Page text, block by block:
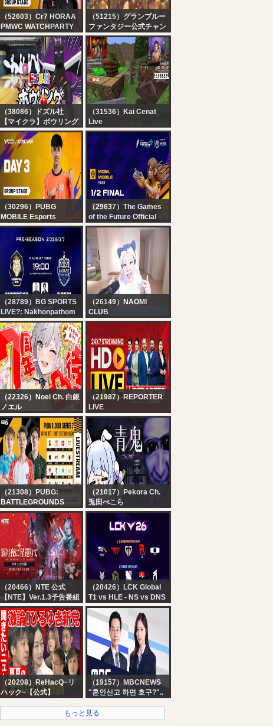
（52603）Cr7 HORAA
PMWC WATCHPARTY
Group B | Day 1
（51215）グランブルー
ファンタジー公式チャン
ネル
グラブル生放送 ようこそ
真夏のショータイムSP
（38086）ドズル社
【マイクラ】ボウリング
でストライクとると動け
るエンドラ討伐【ドズル
社生放送】
（31536）Kai Cenat
Live
KAI X SPEED
MINECRAFT
MARATHON BEATING
ALL BOSSES
*HARDCORE* DAY 1
PART 2
（30296）PUBG
MOBILE Esports
[EN] PMWC at EWC 26
Group Stage Day 3 |
GROUP B | PUBG
MOBILE WORLD CUP
at 2026 ESPORTS
WORLD CUP
（29637）The Games
of the Future Official
GOTF 2026 MOBA
Mobile presented by
Freedom | Semifinals |
Day 5 | English
（28789）BG SPORTS
LIVE?: Nakhonpathom
United vs Buriram
United | Pre-Season
2026/27
（26149）NAOMI
CLUB
【今年初生配信】喋ろう
大会 in NYC【新居】
（22326）Noel Ch. 白銀
ノエル
【#白銀ノエル7周年】約
5年ぶりにホロメン通話
凸待ち【白銀ノエル/ホロ
ライブ】
（21987）REPORTER
LIVE
24x7 Reporter Live TV |
Kerala Rain Alert Live |
HD Streaming | Latest
Malayalam News |
Reporter
（21308）PUBG:
BATTLEGROUNDS
VIETNAM
? [PGS 7] Chung Kết -
Ngày 1: ?? AL, ?? 17,
?? MiTH, ?? FLC, ?? VP,
TWIS, ?? DNS, ?? FS,
??TL, GK...
（21017）Pekora Ch.
兎田ぺこら
【青鬼2】はじめての青
鬼２【ホロライブ/兎田ぺ
こら】
（20466）NTE 公式
【NTE】Ver.1.3予告番組
（20426）LCK Global
T1 vs HLE - NS vs DNS
| 2026 LCK
（20208）ReHacQ−リ
ハック−【公式】
たいニュース！視聴者の
質問に答えるニュース番
（19157）MBCNEWS
"혼인신고 하면 호구?"..
[LIVE] MBC 뉴스데스크
2026년 08월 08일
もっと見る